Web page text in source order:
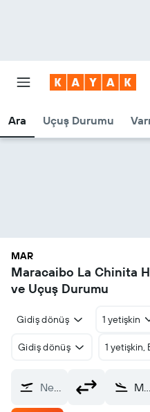
Ara Uçuş Durumu
MAR
Maracaibo La Chinita
ve Uçuş Durumu
Gidiş dönüş 1 yetişkin
Gidiş dönüş 1 yetişkin,
Nereden? Maracaibo La Chinita (MAR)